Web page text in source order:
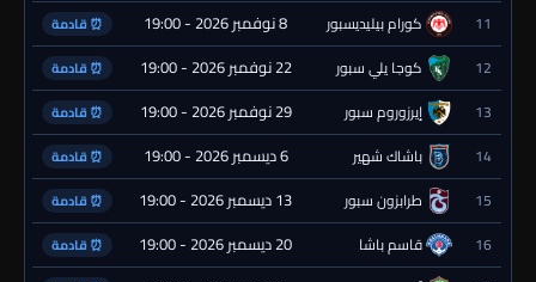
11 كورام بيليديسبور 8 نوفمبر 2026 - 19:00 ⏰ قادمة
12 كوجا يلي سبور 22 نوفمبر 2026 - 19:00 ⏰ قادمة
13 إيرزوروم سبور 29 نوفمبر 2026 - 19:00 ⏰ قادمة
14 باشاك شهير 6 ديسمبر 2026 - 19:00 ⏰ قادمة
15 طرابزون سبور 13 ديسمبر 2026 - 19:00 ⏰ قادمة
16 قاسم باشا 20 ديسمبر 2026 - 19:00 ⏰ قادمة